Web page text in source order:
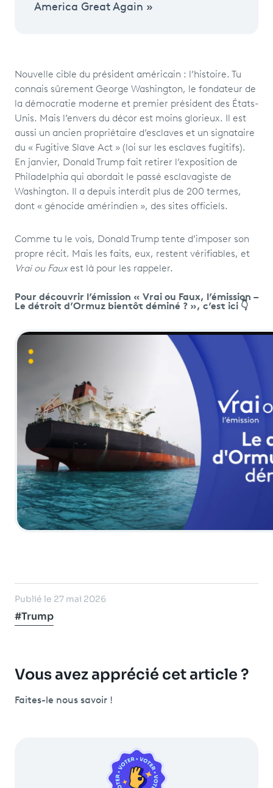
America Great Again »
Nouvelle cible du président américain : l’histoire. Tu
connais sûrement George Washington, le fondateur de
la démocratie moderne et premier président des États-
Unis. Mais l’envers du décor est moins glorieux. Il est
aussi un ancien propriétaire d’esclaves et un signataire
du « Fugitive Slave Act » (loi sur les esclaves fugitifs).
En janvier, Donald Trump fait retirer l’exposition de
Philadelphia qui abordait le passé esclavagiste de
Washington. Il a depuis interdit plus de 200 termes,
dont « génocide amérindien », des sites officiels.
Comme tu le vois, Donald Trump tente d’imposer son
propre récit. Mais les faits, eux, restent vérifiables, et
Vrai ou Fauxest là pour les rappeler.
Pour découvrir l’émission « Vrai ou Faux, l’émission –
Le détroit d’Ormuz bientôt déminé ? », c’est ici 👇
Publié le 27 mai 2026
#Trump
Vous avez apprécié cet article ?
Faites-le nous savoir !